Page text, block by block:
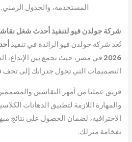
المستخدمة، والجدول الزمني.
شركة جولدن فيو لتنفيذ أحدث شغل
تُعد شركة جولدن فيو الرائدة في تنفيذ
2026 في مصر، حيث نجمع بين الإبداع،
التصميمات التي تحول جدرانك إلى تحف
فريق عملنا من أمهر النقاشين
والمهارة اللازمة لتطبيق الدهانات
الاحترافية، لضمان الحصول على نتائج
بفخامة منزلك.